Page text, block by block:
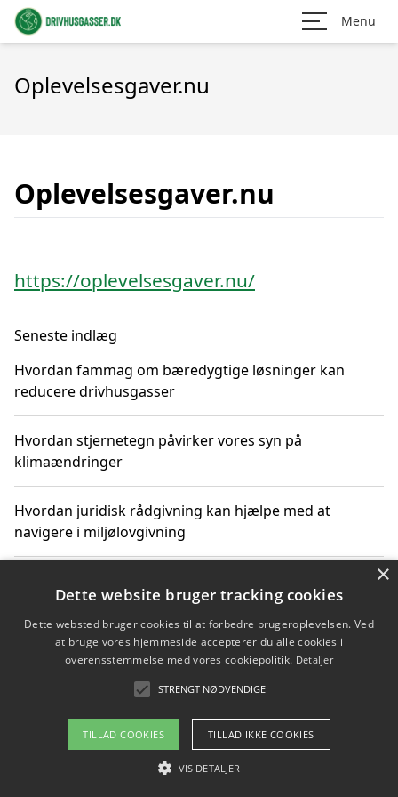
Menu
Oplevelsesgaver.nu
Oplevelsesgaver.nu
https://oplevelsesgaver.nu/
Seneste indlæg
Hvordan fammag om bæredygtige løsninger kan
reducere drivhusgasser
Hvordan stjernetegn påvirker vores syn på
klimaændringer
Hvordan juridisk rådgivning kan hjælpe med at
navigere i miljølovgivning
Hvordan spil og underholdning online kan inspirere til
bæredygtige valg
Køb produkter i danske webshops for at spare på
transport og nedbringe CO2-udledning
Copyright 2026 - Pilanto Aps
Om / kontakt
×
Dette website bruger tracking cookies
Dette websted bruger cookies til at forbedre brugeroplevelsen. Ved
at bruge vores hjemmeside accepterer du alle cookies i
overensstemmelse med vores cookiepolitik. Detaljer
STRENGT NØDVENDIGE
TILLAD COOKIES TILLAD IKKE COOKIES
VIS DETALJER